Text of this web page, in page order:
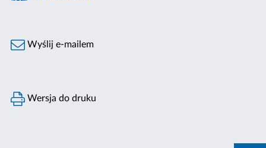
Wyślij e-mailem
Wersja do druku